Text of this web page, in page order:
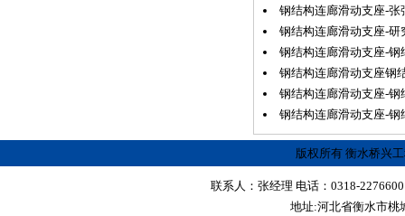
钢结构连廊滑动支座-
钢结构连廊滑动支座-研
钢结构连廊滑动支座-钢
钢结构连廊滑动支座钢
钢结构连廊滑动支座-钢
钢结构连廊滑动支座-钢
版权所有 衡水桥兴
联系人：张经理 电话：0318-
地址:河北省衡水市桃